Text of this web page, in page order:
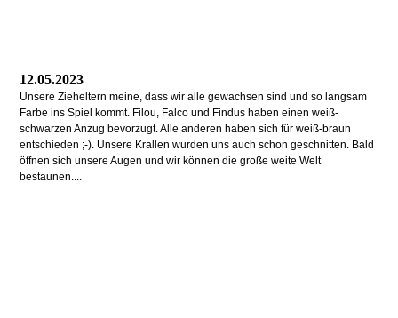
12.05.2023
Unsere Zieheltern meine, dass wir alle gewachsen sind und so langsam
Farbe ins Spiel kommt. Filou, Falco und Findus haben einen weiß-
schwarzen Anzug bevorzugt. Alle anderen haben sich für weiß-braun
entschieden ;-). Unsere Krallen wurden uns auch schon geschnitten. Bald
öffnen sich unsere Augen und wir können die große weite Welt
bestaunen....